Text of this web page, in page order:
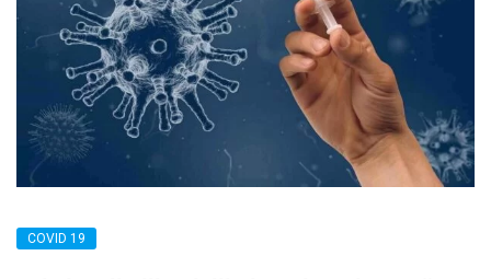
COVID 19